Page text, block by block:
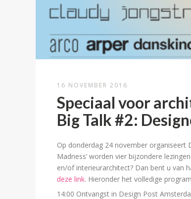
16 NOVEMBER 2016
Speciaal voor
Big Talk #2:
Op donderdag 24 november organiseert
Madness’ worden vier bijzondere
en/of interieurarchitect? Dan bent u van
deze link. Hieronder het volledige
14:00 Ontvangst in Design Post